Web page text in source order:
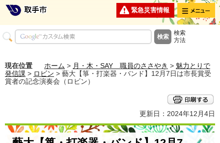
緊急災害情報 メニュー
検索
方法
現在位置 ホーム > 月・木・SAY 職員のささやき > 魅力とりで
発信課 > ロビン > 藝大【箏・打楽器・バンド】12月7日は市長賞受
賞者の記念演奏会（ロビン）
更新日：2024年12月4日